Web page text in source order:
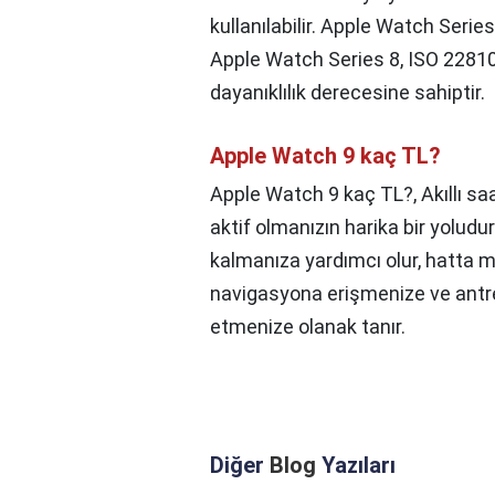
kullanılabilir. Apple Watch
Apple Watch Series 8, ISO
dayanıklılık derecesine sahiptir.
Apple Watch 9 kaç TL?
Apple Watch 9 kaç TL?,Akıllı
aktif olmanızın harika bir
kalmanıza yardımcı olur, hatta
navigasyona erişmenize ve
etmenize olanak tanır.
Diğer Blog Yazıları